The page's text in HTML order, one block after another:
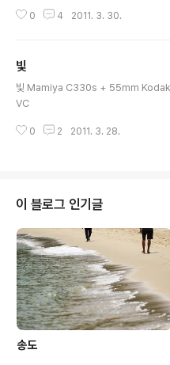
0 4 2011. 3. 30.
빛
빛 Mamiya C330s + 55mm
VC
0 2 2011. 3. 28.
이 블로그 인기글
송도